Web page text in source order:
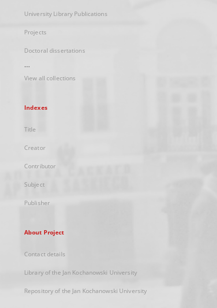
University Library Publications
Projects
Doctoral dissertations
...
View all collections
Indexes
Title
Creator
Contributor
Subject
Publisher
About Project
Contact details
Library of the Jan Kochanowski University
Repository of the Jan Kochanowski University